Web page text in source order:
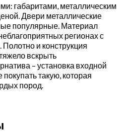
габаритами, металлическим
Двери металлические
популярные. Материал
регионах с
и конструкция
вскрыть
– установка входной
такую, которая
пород.